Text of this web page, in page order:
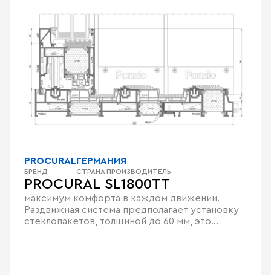
PROCURAL SL1800TT
максимум комфорта в каждом движении.
Раздвижная система предполагает установку
стеклопакетов, толщиной до 60 мм, это
PROCURAL
БРЕНД
ГЕРМАНИЯ
СТРАНА ПРОИЗВОДИТЕЛЬ